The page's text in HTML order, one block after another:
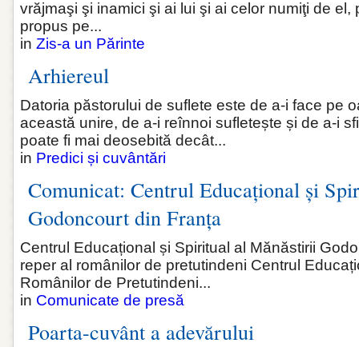
vrăjmaşi şi inamici şi ai lui şi ai celor numiţi de el,
propus pe...
in Zis-a un Părinte
Arhiereul
Datoria păstorului de suflete este de a-i face pe
această unire, de a-i reînnoi sufletește și de a-i
poate fi mai deosebită decât...
in Predici și cuvântări
Comunicat: Centrul Educațional și
Godoncourt din Franța
Centrul Educațional și Spiritual al Mănăstirii
reper al românilor de pretutindeni Centrul
Românilor de Pretutindeni...
in Comunicate de presă
Poarta-cuvânt a adevărului